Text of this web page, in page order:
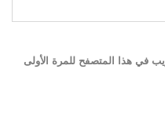
في هذا المتصفح للمرة الأولى